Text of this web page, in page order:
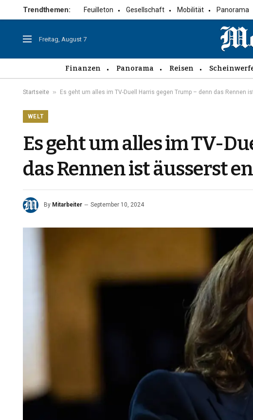
Trendthemen: Feuilleton Gesellschaft Mobilität Panorama
Freitag, August 7
Finanzen Panorama Reisen
Startseite » Es geht um alles im TV-Duell Harris gegen Trump – denn das Rennen
WELT
Es geht um alles im TV-
das Rennen ist äusserst
By Mitarbeiter September 10, 2024